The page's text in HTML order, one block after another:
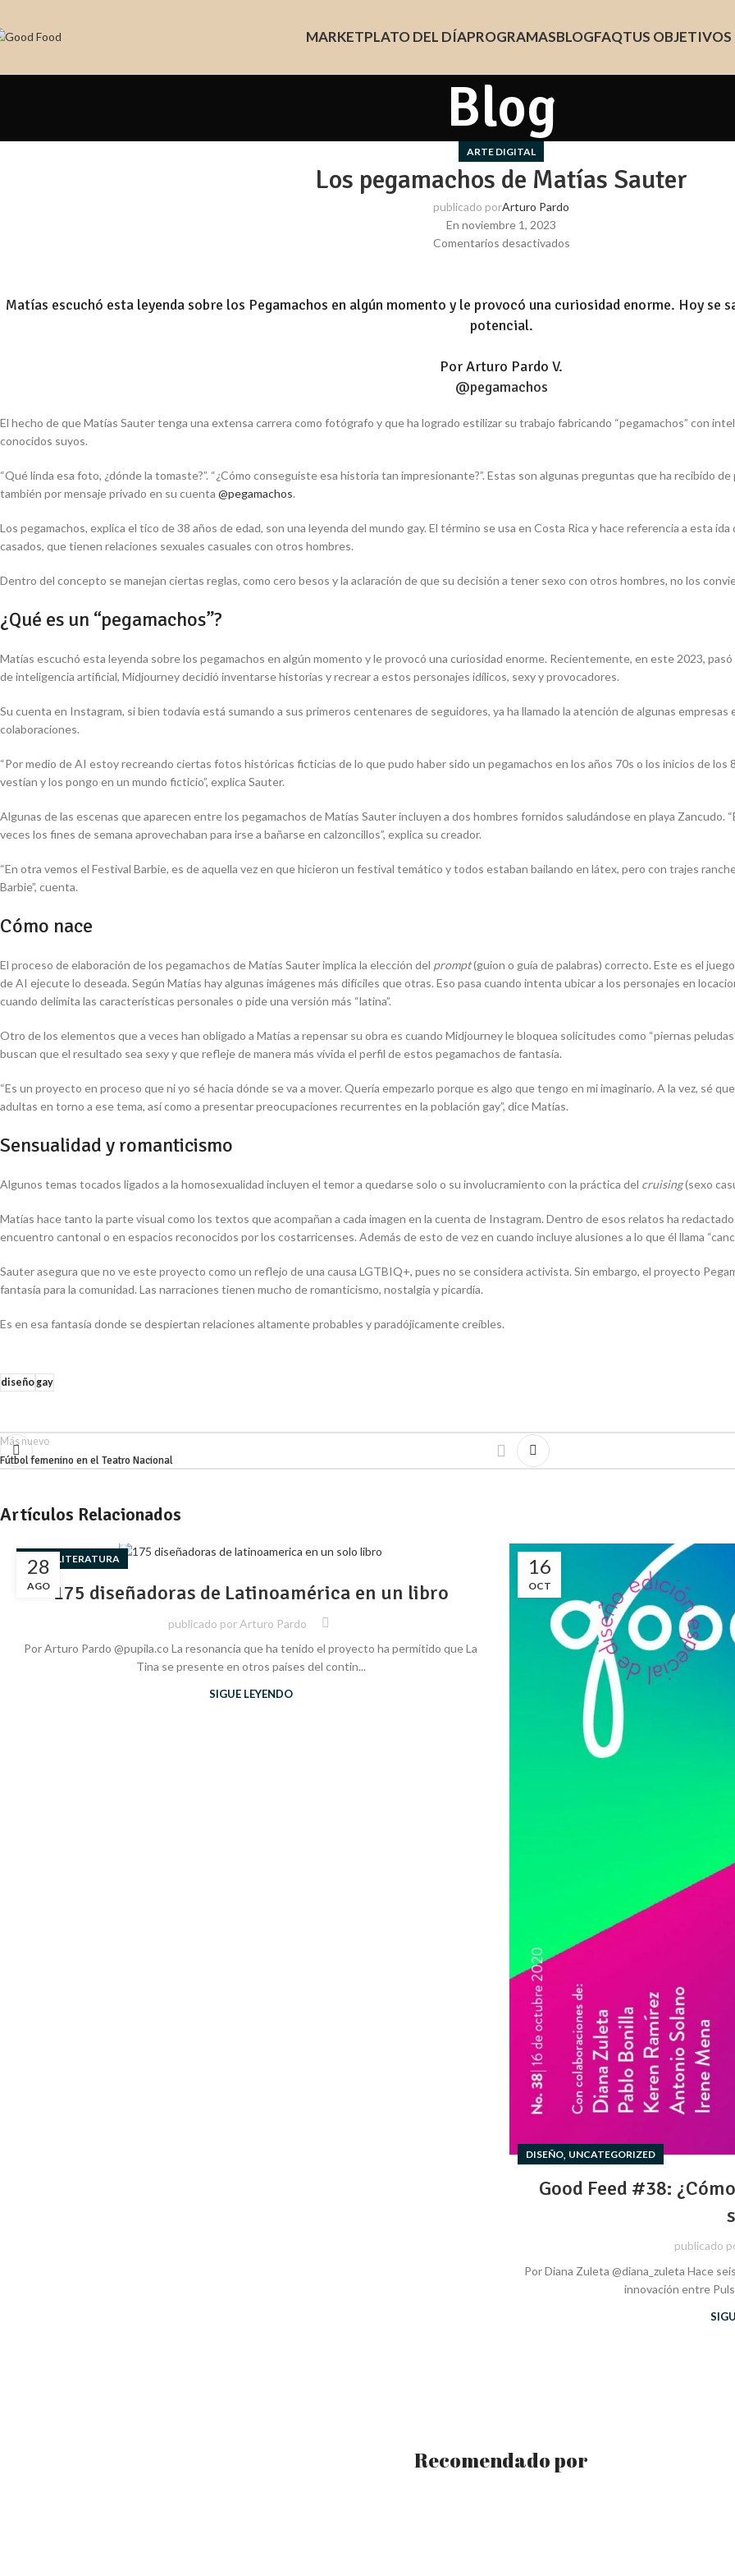
MARKETPLATO DEL DÍAPROGRAMASBLOGFAQTUS OBJETIVOS
Blog
ARTE DIGITAL
Los pegamachos de Matías Sauter
publicado porArturo Pardo
En noviembre 1, 2023
Comentarios desactivados
Matías escuchó esta leyenda sobre los Pegamachos en algún momento y le provocó una curiosidad enorme. Hoy se
potencial.
Por Arturo Pardo V.
@pegamachos
El hecho de que Matías Sauter tenga una extensa carrera como fotógrafo y que ha logrado estilizar su trabajo fabricando “pegamachos” con
conocidos suyos.
“Qué linda esa foto, ¿dónde la tomaste?”. “¿Cómo conseguiste esa historia tan impresionante?”. Estas son algunas preguntas que ha recibido
también por mensaje privado en su cuenta @pegamachos.
Los pegamachos, explica el tico de 38 años de edad, son una leyenda del mundo gay. El término se usa en Costa Rica y hace referencia a esta
casados, que tienen relaciones sexuales casuales con otros hombres.
Dentro del concepto se manejan ciertas reglas, como cero besos y la aclaración de que su decisión a tener sexo con otros hombres, no los
¿Qué es un “pegamachos”?
Matías escuchó esta leyenda sobre los pegamachos en algún momento y le provocó una curiosidad enorme. Recientemente, en este 2023,
de inteligencia artificial, Midjourney decidió inventarse historias y recrear a estos personajes idílicos, sexy y provocadores.
Su cuenta en Instagram, si bien todavía está sumando a sus primeros centenares de seguidores, ya ha llamado la atención de algunas
colaboraciones.
“Por medio de AI estoy recreando ciertas fotos históricas ficticias de lo que pudo haber sido un pegamachos en los años 70s o los inicios de los
vestían y los pongo en un mundo ficticio”, explica Sauter.
Algunas de las escenas que aparecen entre los pegamachos de Matías Sauter incluyen a dos hombres fornidos saludándose en playa Zancudo.
veces los fines de semana aprovechaban para irse a bañarse en calzoncillos”, explica su creador.
“En otra vemos el Festival Barbie, es de aquella vez en que hicieron un festival temático y todos estaban bailando en látex, pero con trajes
Barbie”, cuenta.
Cómo nace
El proceso de elaboración de los pegamachos de Matías Sauter implica la elección del prompt(guion o guía de palabras) correcto. Este es el
de AI ejecute lo deseada. Según Matías hay algunas imágenes más difíciles que otras. Eso pasa cuando intenta ubicar a los personajes en
cuando delimita las características personales o pide una versión más “latina”.
Otro de los elementos que a veces han obligado a Matías a repensar su obra es cuando Midjourney le bloquea solicitudes como “piernas
buscan que el resultado sea sexy y que refleje de manera más vívida el perfil de estos pegamachos de fantasía.
“Es un proyecto en proceso que ni yo sé hacia dónde se va a mover. Quería empezarlo porque es algo que tengo en mi imaginario. A la vez, sé
adultas en torno a ese tema, así como a presentar preocupaciones recurrentes en la población gay”, dice Matías.
Sensualidad y romanticismo
Algunos temas tocados ligados a la homosexualidad incluyen el temor a quedarse solo o su involucramiento con la práctica del cruising(sexo
Matías hace tanto la parte visual como los textos que acompañan a cada imagen en la cuenta de Instagram. Dentro de esos relatos ha
encuentro cantonal o en espacios reconocidos por los costarricenses. Además de esto de vez en cuando incluye alusiones a lo que él llama
Sauter asegura que no ve este proyecto como un reflejo de una causa LGTBIQ+, pues no se considera activista. Sin embargo, el proyecto
fantasía para la comunidad. Las narraciones tienen mucho de romanticismo, nostalgia y picardía.
Es en esa fantasía donde se despiertan relaciones altamente probables y paradójicamente creíbles.
diseñogay
Más nuevo
Fútbol femenino en el Teatro Nacional
Artículos Relacionados
28
AGO
ARTE LITERATURA
175 diseñadoras de Latinoamérica en un libro
publicado por Arturo Pardo
Por Arturo Pardo @pupila.co La resonancia que ha tenido el proyecto ha permitido que La
Tina se presente en otros países del contin...
SIGUE LEYENDO
16
OCT
DISEÑO, UNCATEGORIZED
Good Feed #38:
publicado
Por Diana Zuleta @diana_zuleta Hace
innovación entre
Recomendado por